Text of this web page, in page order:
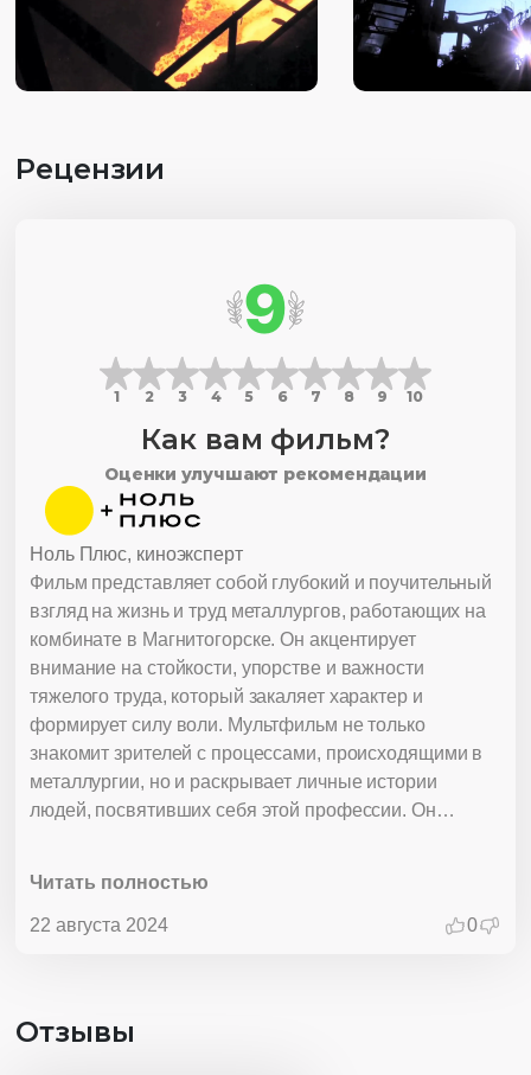
Рецензии
9
1 2 3 4 5 6 7 8 9 10
Как вам фильм?
Оценки улучшают рекомендации
Фильм представляет собой глубокий и поучительный
взгляд на жизнь и труд металлургов, работающих на
комбинате в Магнитогорске. Он акцентирует
внимание на стойкости, упорстве и важности
тяжелого труда, который закаляет характер и
формирует силу воли. Мультфильм не только
знакомит зрителей с процессами, происходящими в
металлургии, но и раскрывает личные истории
людей, посвятивших себя этой профессии. Он
достижении успеха. Фильм также помогает зрителям
осознать важность трудовой этики и командной
трудовые будни металлургов, мультфильм
Читать полностью
22 августа 2024 0
Ноль Плюс, киноэксперт
Отзывы